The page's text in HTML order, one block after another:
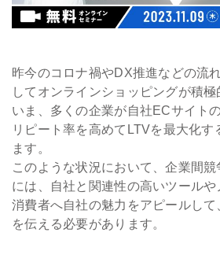
昨今のコロナ禍やDX推進などの流
してオンラインショッピングが積
いま、多くの企業が自社ECサイト
リピート率を高めてLTVを最大化す
ます。
このような状況において、企業間
には、自社と関連性の高いツールや
消費者へ自社の魅力をアピールし
を伝える必要があります。